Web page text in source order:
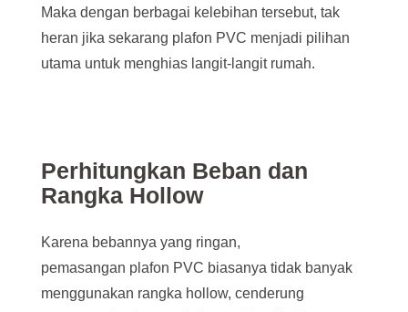
Maka dengan berbagai kelebihan tersebut, tak
heran jika sekarang plafon PVC menjadi pilihan
utama untuk menghias langit-langit rumah.
Perhitungkan Beban dan
Rangka Hollow
Karena bebannya yang ringan,
pemasangan plafon PVC biasanya tidak banyak
menggunakan rangka hollow, cenderung